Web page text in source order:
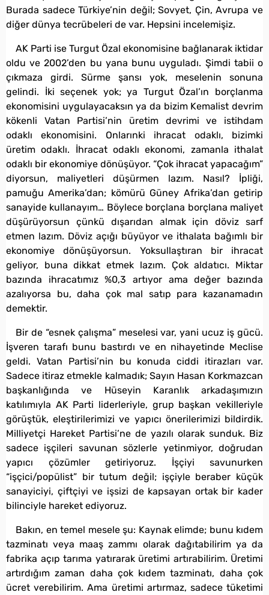
Burada sadece Türkiye’nin değil; Sovyet, Çin, Avrupa ve
diğer dünya tecrübeleri de var. Hepsini incelemişiz.
AK Parti ise Turgut Özal ekonomisine bağlanarak iktidar
oldu ve 2002’den bu yana bunu uyguladı. Şimdi tabii o
çıkmaza girdi. Sürme şansı yok, meselenin sonuna
gelindi. İki seçenek yok; ya Turgut Özal’ın borçlanma
ekonomisini uygulayacaksın ya da bizim Kemalist devrim
kökenli Vatan Partisi’nin üretim devrimi ve istihdam
odaklı ekonomisini. Onlarınki ihracat odaklı, bizimki
üretim odaklı. İhracat odaklı ekonomi, zamanla ithalat
odaklı bir ekonomiye dönüşüyor. “Çok ihracat yapacağım”
diyorsun, maliyetleri düşürmen lazım. Nasıl? İpliği,
pamuğu Amerika’dan; kömürü Güney Afrika’dan getirip
sanayide kullanayım… Böylece borçlana borçlana maliyet
düşürüyorsun çünkü dışarıdan almak için döviz sarf
etmen lazım. Döviz açığı büyüyor ve ithalata bağımlı bir
ekonomiye dönüşüyorsun. Yoksullaştıran bir ihracat
geliyor, buna dikkat etmek lazım. Çok aldatıcı. Miktar
bazında ihracatımız %0,3 artıyor ama değer bazında
azalıyorsa bu, daha çok mal satıp para kazanamadın
demektir.
Bir de “esnek çalışma” meselesi var, yani ucuz iş gücü.
İşveren tarafı bunu bastırdı ve en nihayetinde Meclise
geldi. Vatan Partisi’nin bu konuda ciddi itirazları var.
Sadece itiraz etmekle kalmadık; Sayın Hasan Korkmazcan
başkanlığında ve Hüseyin Karanlık arkadaşımızın
katılımıyla AK Parti liderleriyle, grup başkan vekilleriyle
görüştük, eleştirilerimizi ve yapıcı önerilerimizi bildirdik.
Milliyetçi Hareket Partisi’ne de yazılı olarak sunduk. Biz
sadece işçileri savunan sözlerle yetinmiyor, doğrudan
yapıcı çözümler getiriyoruz. İşçiyi savunurken
“işçici/popülist” bir tutum değil; işçiyle beraber küçük
sanayiciyi, çiftçiyi ve işsizi de kapsayan ortak bir kader
bilinciyle hareket ediyoruz.
Bakın, en temel mesele şu: Kaynak elimde; bunu kıdem
tazminatı veya maaş zammı olarak dağıtabilirim ya da
fabrika açıp tarıma yatırarak üretimi artırabilirim. Üretimi
artırdığım zaman daha çok kıdem tazminatı, daha çok
ücret verebilirim. Ama üretimi artırmaz, sadece tüketimi